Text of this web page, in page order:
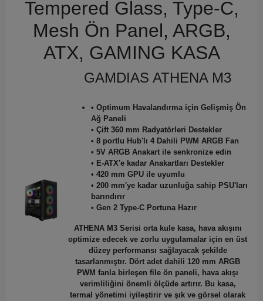
Tempered Glass, Type-C,
Mesh Ön Panel, ARGB,
ATX, GAMING KASA
GAMDIAS ATHENA M3
• Optimum Havalandırma için Gelişmiş Ön
Ağ Paneli
• Çift 360 mm Radyatörleri Destekler
• 8 portlu Hub'lı 4 Dahili PWM ARGB Fan
• 5V ARGB Anakart ile senkronize edin
• E-ATX'e kadar Anakartları Destekler
• 420 mm GPU ile uyumlu
• 200 mm'ye kadar uzunluğa sahip PSU'ları
barındırır
• Gen 2 Type-C Portuna Hazır
ATHENA M3 Serisi orta kule kasa, hava akışını
optimize edecek ve zorlu uygulamalar için en üst
düzey performansı sağlayacak şekilde
tasarlanmıştır. Dört adet dahili 120 mm ARGB
PWM fanla birleşen file ön paneli, hava akışı
verimliliğini önemli ölçüde artırır. Bu kasa,
termal yönetimi iyileştirir ve şık ve görsel olarak